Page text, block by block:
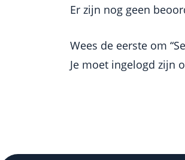
Er zijn nog geen
Wees de eerste om
Je moet ingelogd zijn